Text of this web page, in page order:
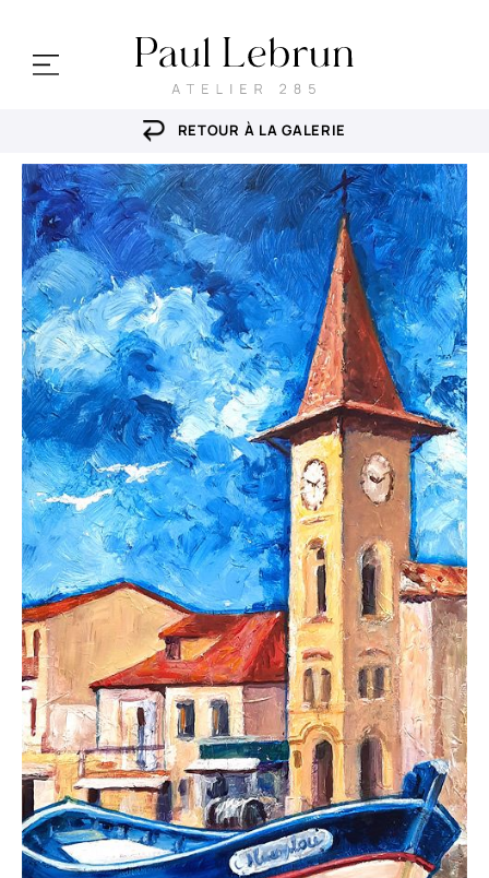
mes portraits
cours & ateliers
stages
ma galerie
Actualités
Contact
RETOUR À LA GALERIE